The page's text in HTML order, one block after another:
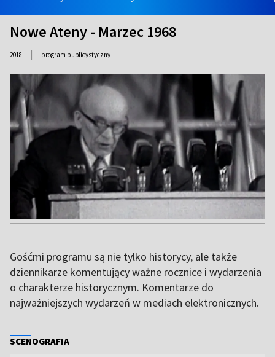
Nowe Ateny - Marzec 1968
2018 | program publicystyczny
Gośćmi programu są nie tylko historycy, ale także
dziennikarze komentujący ważne rocznice i wydarzenia
o charakterze historycznym. Komentarze do
najważniejszych wydarzeń w mediach elektronicznych.
SCENOGRAFIA